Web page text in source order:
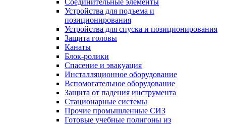
Соединительные элементы
Устройства для подъема и
позиционирования
Устройства для спуска и позиционирования
Защита головы
Канаты
Блок-ролики
Спасение и эвакуация
Инсталляционное оборудование
Вспомогательное оборудование
Защита от падения инструмента
Стационарные системы
Прочие промышленные СИЗ
Готовые учебные полигоны из